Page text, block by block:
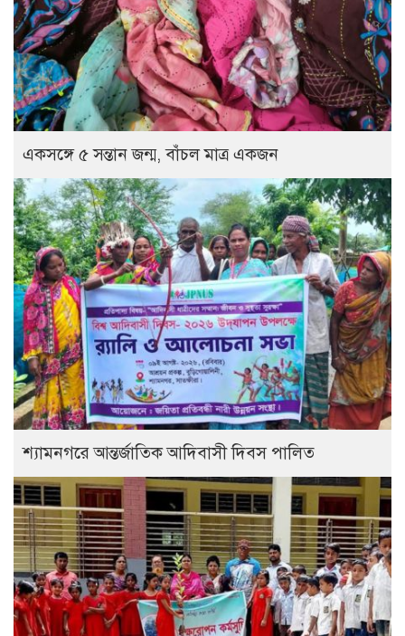
একসঙ্গে ৫ সন্তান জন্ম, বাঁচল মাত্র একজন
শ্যামনগরে আন্তর্জাতিক আদিবাসী দিবস পালিত